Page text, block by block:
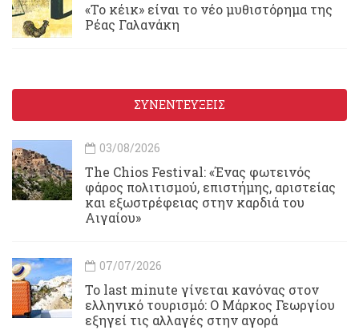
«Το κέικ» είναι το νέο μυθιστόρημα της
Ρέας Γαλανάκη
ΣΥΝΕΝΤΕΥΞΕΙΣ
03/08/2026
Τhe Chios Festival: «Ένας φωτεινός
φάρος πολιτισμού, επιστήμης, αριστείας
και εξωστρέφειας στην καρδιά του
Αιγαίου»
07/07/2026
Το last minute γίνεται κανόνας στον
ελληνικό τουρισμό: Ο Μάρκος Γεωργίου
εξηγεί τις αλλαγές στην αγορά